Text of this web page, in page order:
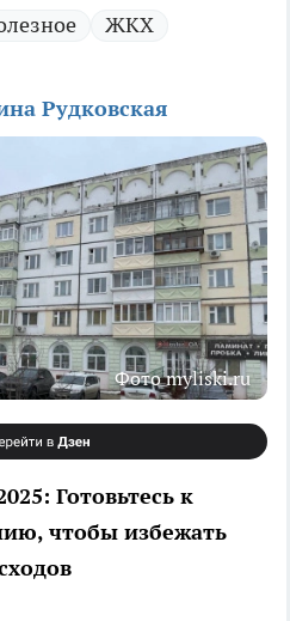
ЖКХ
Рудковская
Фото myliski.ru
Готовьтесь к
чтобы избежать